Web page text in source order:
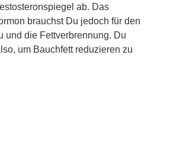
ab. Das
brauchst Du jedoch für den
und die Fettverbrennung. Du
um Bauchfett reduzieren zu